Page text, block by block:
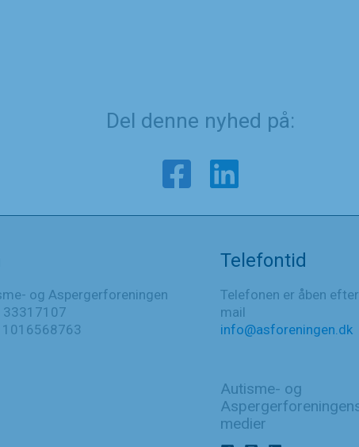
Del denne nyhed på:
og Aspergerforeningen
33317107
1016568763
Telefontid
Telefonen er åben
mail
info@asforeningen.dk
Autisme- og
medier